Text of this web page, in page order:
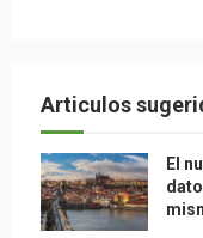
Articulos
El